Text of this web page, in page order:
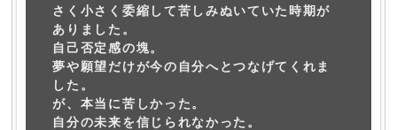
さく小さく委縮して苦しみぬいていた時期が
ありました。
自己否定感の塊。
夢や願望だけが今の自分へとつなげてくれま
した。
が、本当に苦しかった。
自分の未来を信じられなかった。